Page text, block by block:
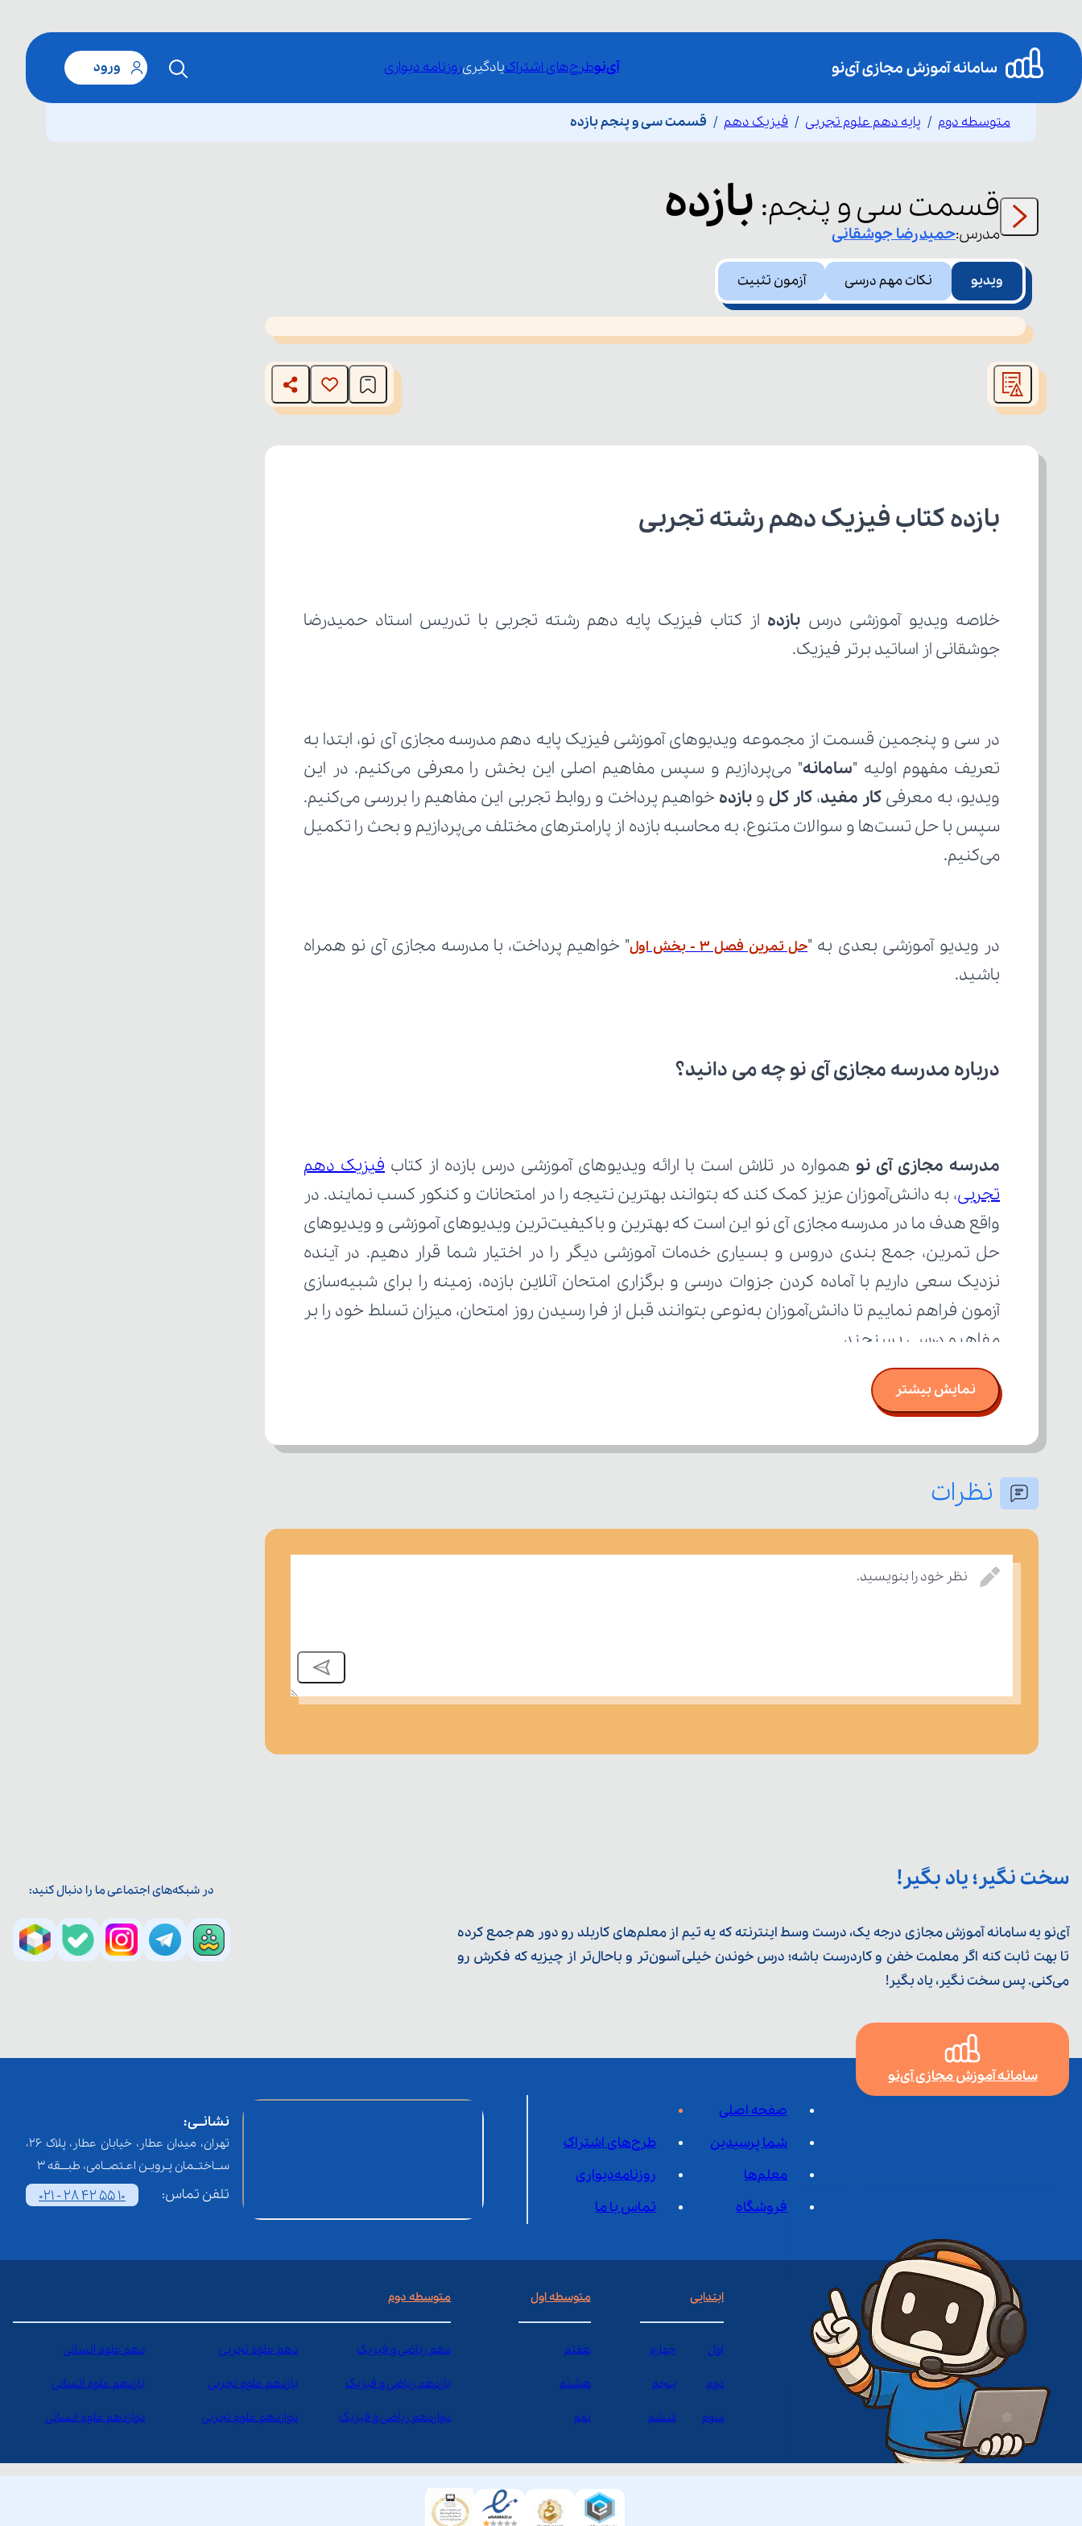
آی‌نوطرح‌های اشتراکیادگیریروزنامه دیواری ورود
متوسطه دوم پایه دهم علوم تجربی فیزیک دهم قسمت سی و پنجم بازده
قسمت سی و پنجم: بازده مدرس:حمیدرضاجوشقانی
ویدیو نکات مهم درسی آزمون تثبیت
This
is
window.
بازده کتاب فیزیک دهم رشته تجربی
خلاصه ویدیو آموزشی درس بازده
جوشقانی از اساتید برتر فیزیک.
تعریف مفهوم اولیه "سامانه
ویدیو، به معرفی کار مفید، کار کل و بازده
می‌کنیم.
در ویدیو آموزشی بعدی به "حل تمرین فصل 3 - بخش اول
باشید.
درباره مدرسه مجازی آی نو چه می‌ دانید؟
مدرسه مجازی آی نو همواره در تلاش است با ارائه ویدیوهای آموزشی درس بازده از کتاب
تجربی
مفاهیم درسی بسنجند.
نمایش بیشتر
نظرات
نظر خود را بنویسید.
سخت نگیر؛ یاد بگیر!
آی‌نو یه سامانه آموزش مجازی درجه یک، درست وسط اینترنته که یه تیم از معلم‌‌های کاربلد رو دور هم جمع کرده
تا بهت ثابت کنه اگر معلمت خفن و کاردرست باشه؛ درس خوندن خیلی آسون‌تر و باحال‌تر از چیزیه که فکرش رو
می‌کنی. پس سخت نگیر، یاد بگیر!
در شبکه‌های اجتماعی ما را دنبال کنید:
سامانه آموزش مجازی آی‌نو
صفحه اصلی
شما پرسیدین
طرح‌های اشتراک
معلم‌ها
روزنامه‌دیواری
فروشگاه
تماس با ما
نشانــی:
تهران، میدان عطار، خیابان عطار، پلاک 26،
ســاختــمان پـرویـن اعـتصــامی، طبـــقه 3
تلفن تماس: 021 - 28 42 55 10
ابتدایی
اول چهارم
دوم پنجم
سوم ششم
متوسطه اول
هفتم
هشتم
نهم
متوسطه دوم
دهم ریاضی و فیزیک دهم علوم تجربی دهم علوم انسانی
یازدهم ریاضی و فیزیک یازدهم علوم تجربی یازدهم علوم انسانی
دوازدهم ریاضی و فیزیک دوازدهم علوم تجربی دوازدهم علوم انسانی